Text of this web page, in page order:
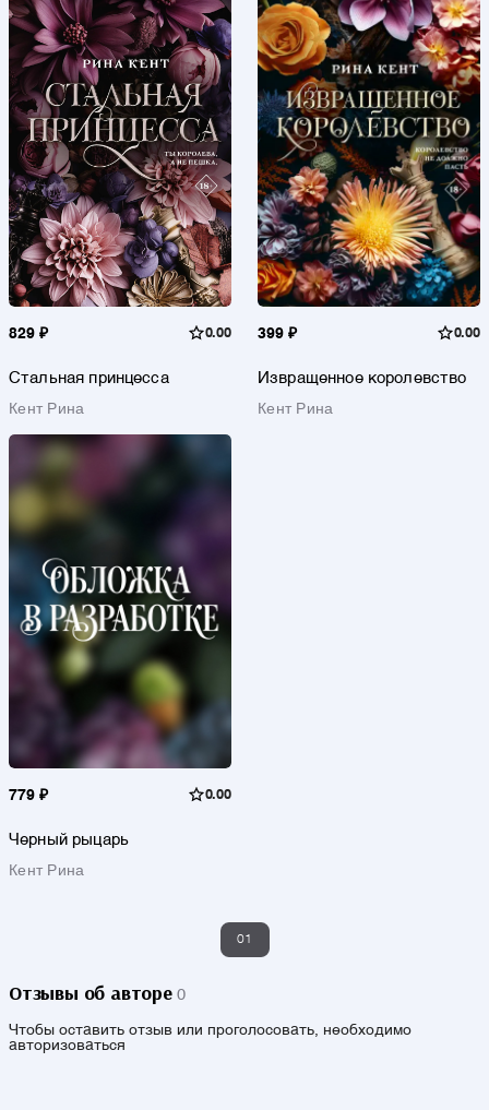
829 ₽ 0.00
Стальная принцесса
Кент Рина
399 ₽ 0.00
Извращенное королевство
Кент Рина
779 ₽ 0.00
Черный рыцарь
Кент Рина
01
Отзывы об авторе 0
Чтобы оставить отзыв или проголосовать, необходимо
авторизоваться